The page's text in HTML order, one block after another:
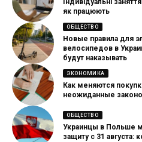
Індивідуальні
як працюють
ОБЩЕСТВО
Новые правила для
велосипедов в
будут наказывать
ЭКОНОМИКА
Как меняются
неожиданные
ОБЩЕСТВО
Украинцы в Польше
защиту с 31 августа: